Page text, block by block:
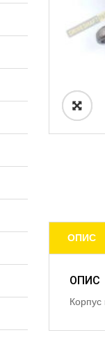
ОПИС
ОПИС
Корпус